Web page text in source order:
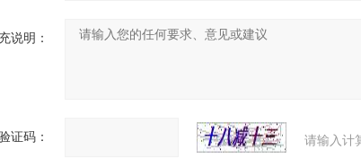
说明：
证码： 请输入计